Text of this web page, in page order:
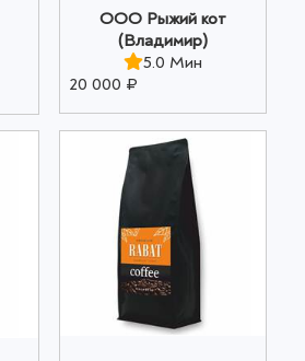
ООО Рыжий кот
(Владимир)
5.0 Мин
20 000 ₽